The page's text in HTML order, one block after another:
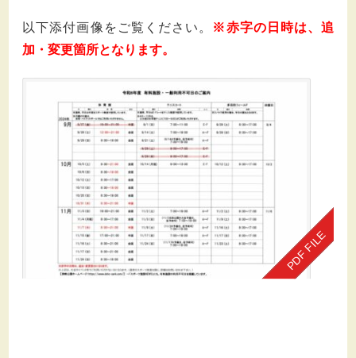
以下添付画像をご覧ください。 ※赤字の日時は、追
加・変更箇所となります。